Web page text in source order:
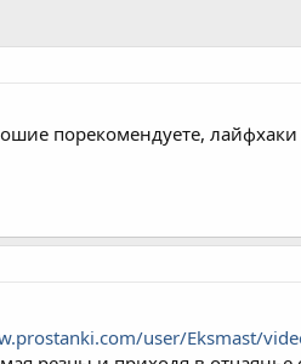
порекомендуете, лайфхаки
user/Eksmast/